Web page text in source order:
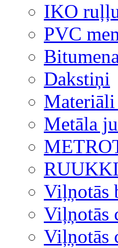
IKO
PVC
Dakstiņi
Metāla
Viļņotās
Viļņotās
Viļņotās